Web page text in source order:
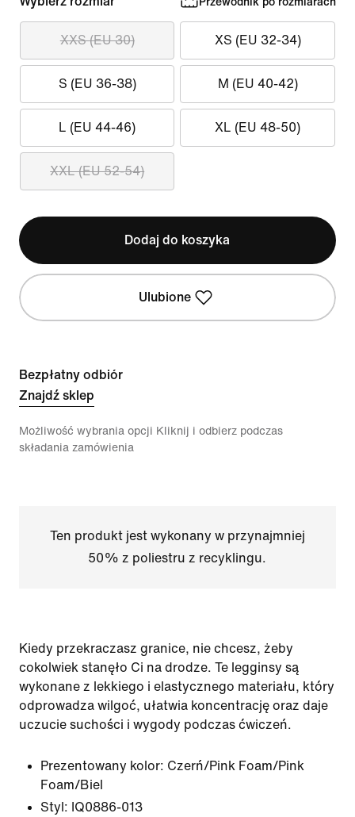
XXS (EU 30) XS (EU 32-34)
S (EU 36-38) M (EU 40-42)
L (EU 44-46) XL (EU 48-50)
XXL (EU 52-54)
Dodaj do koszyka
Ulubione
Bezpłatny odbiór
Znajdź sklep
Możliwość wybrania opcji Kliknij i odbierz podczas
składania zamówienia
Ten produkt jest wykonany w przynajmniej
50% z poliestru z recyklingu.
Kiedy przekraczasz granice, nie chcesz, żeby
cokolwiek stanęło Ci na drodze. Te legginsy są
wykonane z lekkiego i elastycznego materiału, który
odprowadza wilgoć, ułatwia koncentrację oraz daje
uczucie suchości i wygody podczas ćwiczeń.
Prezentowany kolor: Czerń/Pink Foam/Pink
Foam/Biel
Styl: IQ0886-013